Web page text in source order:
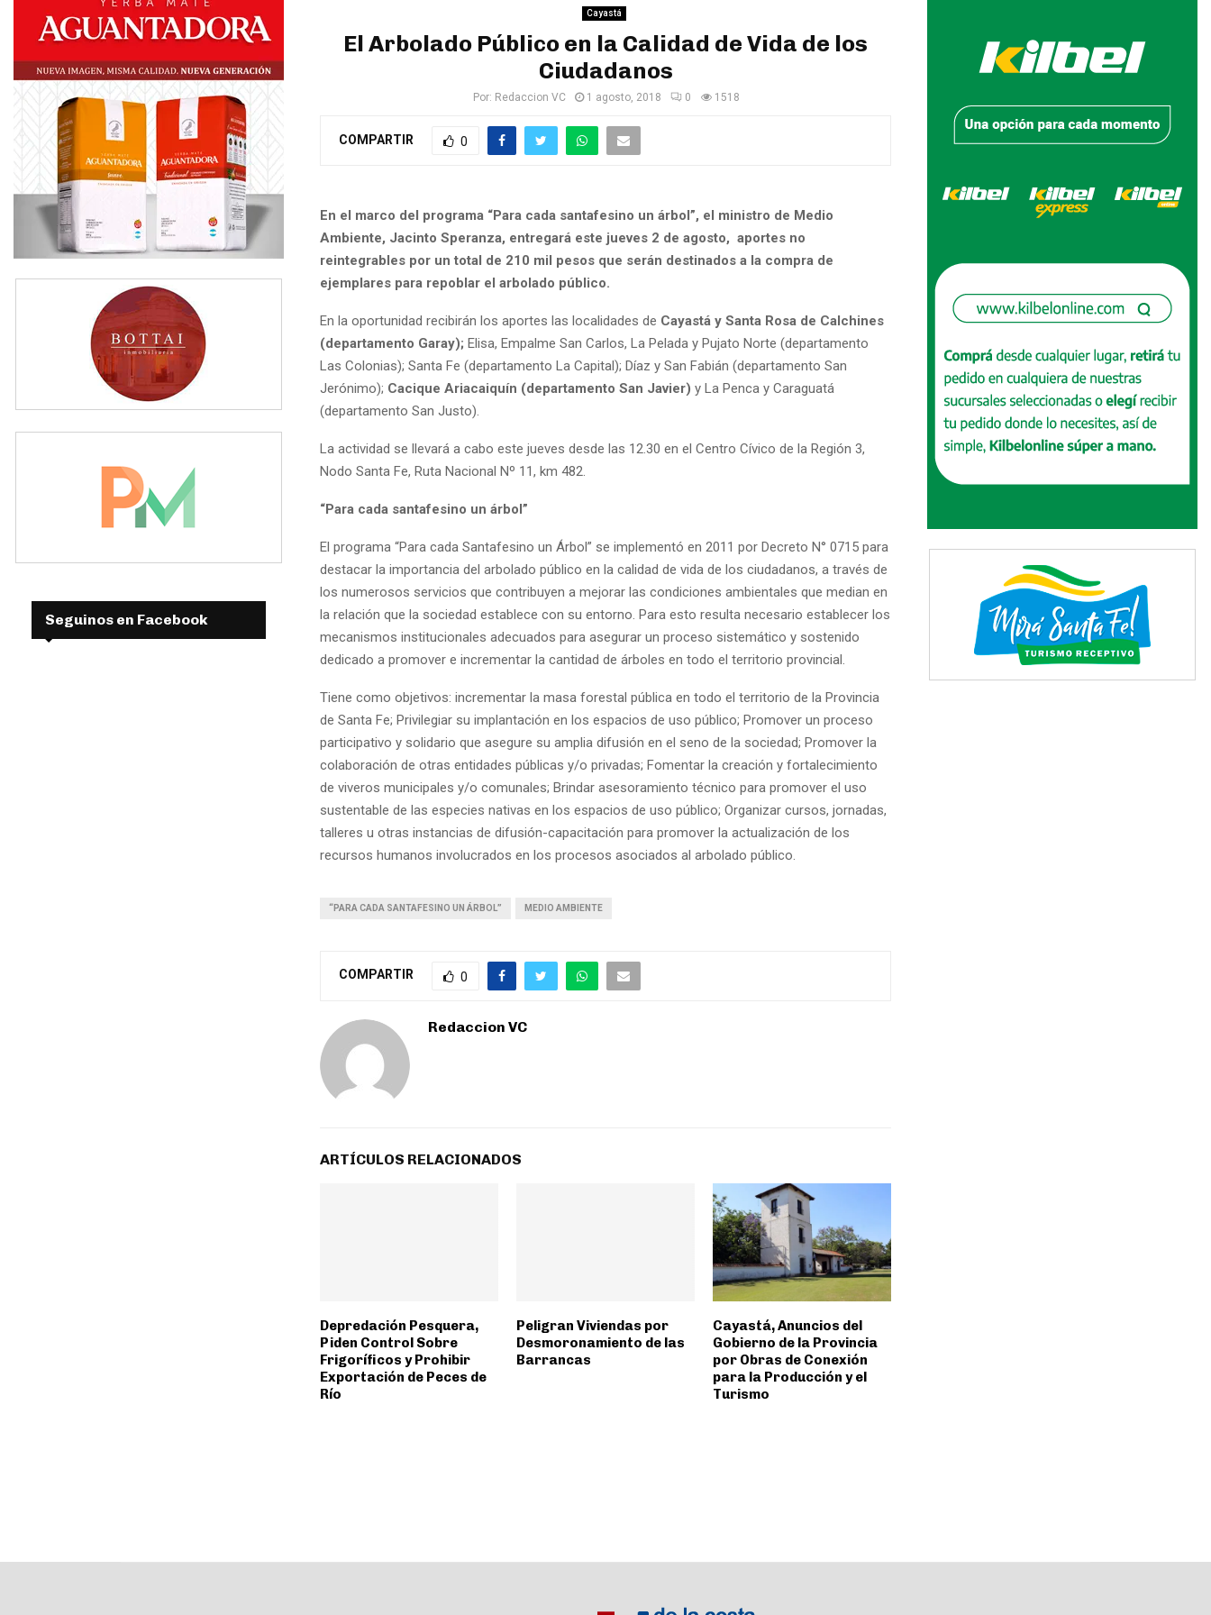
Cayastá
El Arbolado Público en la Calidad de Vida de los
Ciudadanos
Por: Redaccion VC 1 agosto, 2018 0 1518
COMPARTIR 0
En el marco del programa “Para cada santafesino un árbol”, el ministro de Medio
Ambiente, Jacinto Speranza, entregará este jueves 2 de agosto, aportes no
reintegrables por un total de 210 mil pesos que serán destinados a la compra de
ejemplares para repoblar el arbolado público.
En la oportunidad recibirán los aportes las localidades de Cayastá y Santa Rosa de Calchines
(departamento Garay); Elisa, Empalme San Carlos, La Pelada y Pujato Norte (departamento
Las Colonias); Santa Fe (departamento La Capital); Díaz y San Fabián (departamento San
Jerónimo); Cacique Ariacaiquín (departamento San Javier) y La Penca y Caraguatá
(departamento San Justo).
La actividad se llevará a cabo este jueves desde las 12.30 en el Centro Cívico de la Región 3,
Nodo Santa Fe, Ruta Nacional Nº 11, km 482.
“Para cada santafesino un árbol”
El programa “Para cada Santafesino un Árbol” se implementó en 2011 por Decreto N° 0715 para
destacar la importancia del arbolado público en la calidad de vida de los ciudadanos, a través de
los numerosos servicios que contribuyen a mejorar las condiciones ambientales que median en
la relación que la sociedad establece con su entorno. Para esto resulta necesario establecer los
mecanismos institucionales adecuados para asegurar un proceso sistemático y sostenido
dedicado a promover e incrementar la cantidad de árboles en todo el territorio provincial.
Tiene como objetivos: incrementar la masa forestal pública en todo el territorio de la Provincia
de Santa Fe; Privilegiar su implantación en los espacios de uso público; Promover un proceso
participativo y solidario que asegure su amplia difusión en el seno de la sociedad; Promover la
colaboración de otras entidades públicas y/o privadas; Fomentar la creación y fortalecimiento
de viveros municipales y/o comunales; Brindar asesoramiento técnico para promover el uso
sustentable de las especies nativas en los espacios de uso público; Organizar cursos, jornadas,
talleres u otras instancias de difusión-capacitación para promover la actualización de los
recursos humanos involucrados en los procesos asociados al arbolado público.
“PARA CADA SANTAFESINO UN ÁRBOL” MEDIO AMBIENTE
COMPARTIR 0
Redaccion VC
ARTÍCULOS RELACIONADOS
Depredación Pesquera,
Piden Control Sobre
Frigoríficos y Prohibir
Exportación de Peces de
Río
Peligran Viviendas por
Desmoronamiento de las
Barrancas
Cayastá, Anuncios del
Gobierno de la Provincia
por Obras de Conexión
para la Producción y el
Turismo
Seguinos en Facebook